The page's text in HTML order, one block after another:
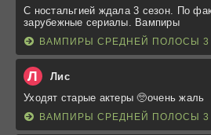
С ностальгией ждала 3 сезон. По
зарубежные сериалы. Вампиры
ВАМПИРЫ СРЕДНЕЙ ПОЛОСЫ 3
Л Лис
Уходят старые актеры 🥺очень жаль
ВАМПИРЫ СРЕДНЕЙ ПОЛОСЫ 3